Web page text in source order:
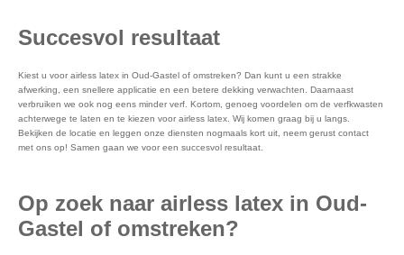
Succesvol resultaat
Kiest u voor airless latex in Oud-Gastel of omstreken? Dan kunt u een strakke
afwerking, een snellere applicatie en een betere dekking verwachten. Daarnaast
verbruiken we ook nog eens minder verf. Kortom, genoeg voordelen om de verfkwasten
achterwege te laten en te kiezen voor airless latex. Wij komen graag bij u langs.
Bekijken de locatie en leggen onze diensten nogmaals kort uit, neem gerust contact
met ons op! Samen gaan we voor een succesvol resultaat.
Op zoek naar airless latex in Oud-
Gastel of omstreken?